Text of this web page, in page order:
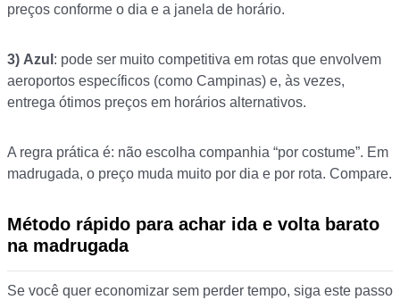
preços conforme o dia e a janela de horário.
3) Azul : pode ser muito competitiva em rotas que envolvem
aeroportos específicos (como Campinas) e, às vezes,
entrega ótimos preços em horários alternativos.
A regra prática é: não escolha companhia “por costume”. Em
madrugada, o preço muda muito por dia e por rota. Compare.
Método rápido para achar ida e volta barato
na madrugada
Se você quer economizar sem perder tempo, siga este passo